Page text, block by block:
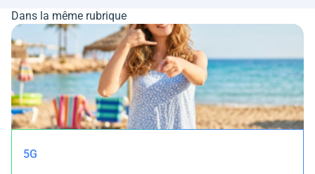
Dans la même rubrique
5G